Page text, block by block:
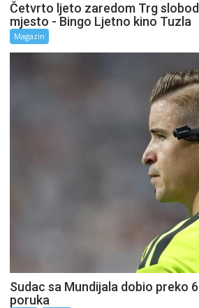
Četvrto ljeto zaredom Trg
mjesto - Bingo Ljetno kino Tuzla
Magazin
Sudac sa Mundijala dobio preko
poruka